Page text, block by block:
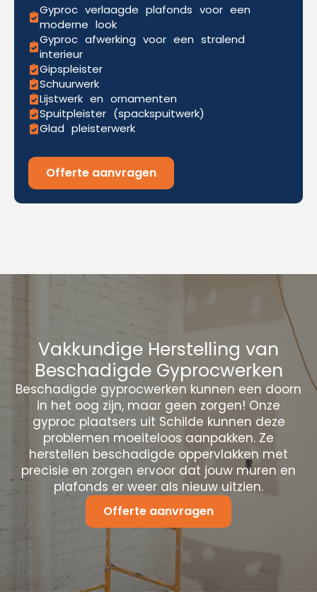
Gyproc verlaagde plafonds voor een
moderne look
Gyproc afwerking voor een stralend
interieur
Gipspleister
Schuurwerk
Lijstwerk en ornamenten
Spuitpleister (spackspuitwerk)
Glad pleisterwerk
Offerte aanvragen
Vakkundige Herstelling van
Beschadigde Gyprocwerken
Beschadigde gyprocwerken kunnen een doorn
in het oog zijn, maar geen zorgen! Onze
gyproc plaatsers uit Schilde kunnen deze
problemen moeiteloos aanpakken. Ze
herstellen beschadigde oppervlakken met
precisie en zorgen ervoor dat jouw muren en
plafonds er weer als nieuw uitzien.
Offerte aanvragen